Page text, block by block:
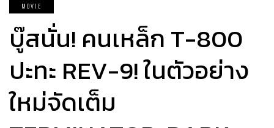
MOVIE
บู๊สนั่น! คนเหล็ก T-800
ปะทะ REV-9! ในตัวอย่าง
ใหม่จัดเต็ม